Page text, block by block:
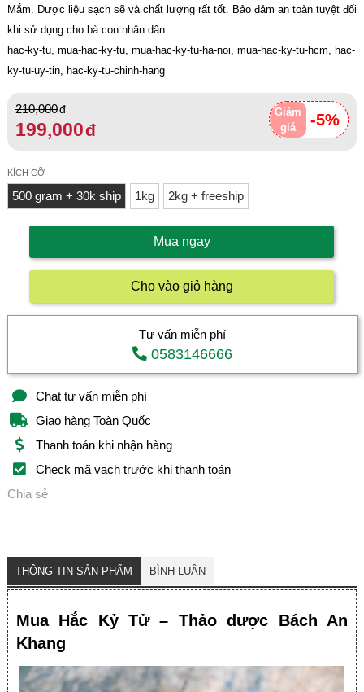
Mắm. Dược liệu sạch sẽ và chất lượng rất tốt. Bảo đảm an toàn tuyệt đối
khi sử dụng cho bà con nhân dân.
hac-ky-tu, mua-hac-ky-tu, mua-hac-ky-tu-ha-noi, mua-hac-ky-tu-hcm, hac-
ky-tu-uy-tin, hac-ky-tu-chinh-hang
Giảm
giá
-5%
210,000
199,000
KÍCH CỠ
500 gram + 30k ship 1kg 2kg + freeship
Mua ngay
Cho vào giỏ hàng
Tư vấn miễn phí
0583146666
Chat tư vấn miễn phí
Giao hàng Toàn Quốc
Thanh toán khi nhận hàng
Check mã vạch trước khi thanh toán
Chia sẻ
THÔNG TIN SẢN PHẨM BÌNH LUẬN
Mua Hắc Kỷ Tử – Thảo dược Bách An
Khang